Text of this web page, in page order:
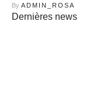
By ADMIN_ROSA
Dernières news